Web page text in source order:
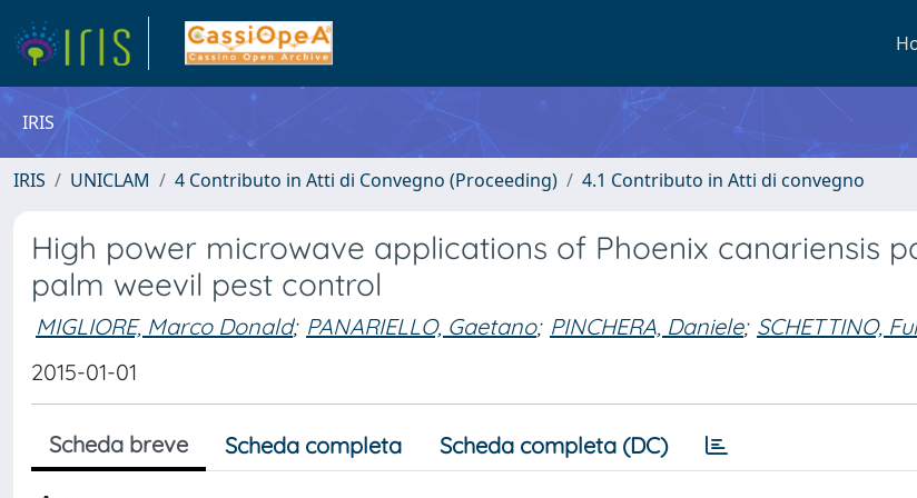
IRIS
IRIS UNICLAM 4 Contributo in Atti di Convegno (Proceeding) 4.1 Contributo in Atti di convegno
High power microwave applications of Phoenix canariensis
palm weevil pest control
MIGLIORE, Marco Donald; PANARIELLO, Gaetano; PINCHERA, Daniele; SCHETTINO,
2015-01-01
Scheda breve Scheda completa Scheda completa (DC)